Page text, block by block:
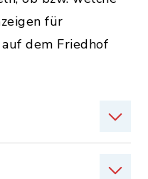
für
dem Friedhof